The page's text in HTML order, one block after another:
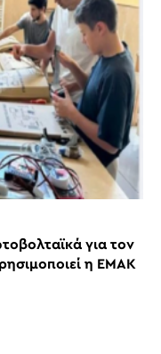
για τον
η ΕΜΑΚ